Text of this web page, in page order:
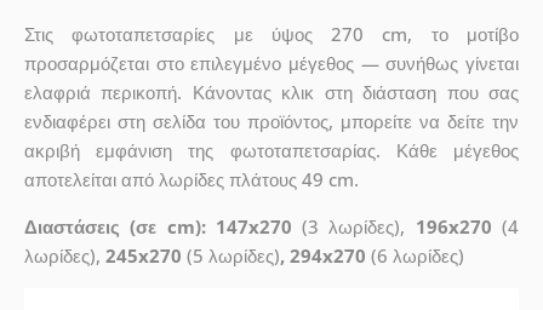
Στις φωτοταπετσαρίες με ύψος 270 cm, το μοτίβο
προσαρμόζεται στο επιλεγμένο μέγεθος — συνήθως γίνεται
ελαφριά περικοπή. Κάνοντας κλικ στη διάσταση που σας
ενδιαφέρει στη σελίδα του προϊόντος, μπορείτε να δείτε την
ακριβή εμφάνιση της φωτοταπετσαρίας. Κάθε μέγεθος
αποτελείται από λωρίδες πλάτους 49 cm.
Διαστάσεις (σε cm): 147x270 (3 λωρίδες), 196x270 (4
λωρίδες), 245x270 (5 λωρίδες), 294x270 (6 λωρίδες)